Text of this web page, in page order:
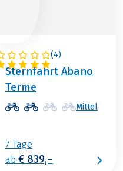
(4)
ITALIEN
Sternfahrt Abano
Terme
Mittel
7 Tage
ab € 839,–